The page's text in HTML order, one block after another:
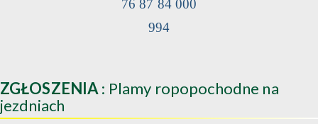
76 87 84 000
994
ZGŁOSZENIA : Plamy ropopochodne na
jezdniach